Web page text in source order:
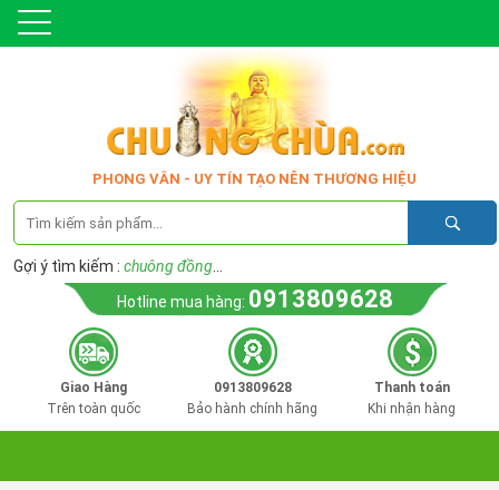
PHONG VÂN - UY TÍN TẠO NÊN THƯƠNG HIỆU
Gợi ý tìm kiếm : chuông đồng
Hotline mua hàng: 0913809628
Giao Hàng
Trên toàn quốc
0913809628
Bảo hành chính hãng
Thanh toán
Khi nhận hàng